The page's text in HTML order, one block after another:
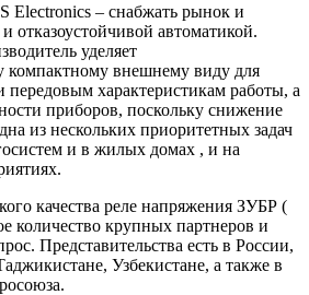
Electronics – снабжать рынок и
отказоустойчивой автоматикой.
уделяет
компактному внешнему виду для
характеристикам работы, а
приборов, поскольку снижение
из нескольких приоритетных задач
и в жилых домах , и на
качества реле напряжения ЗУБР (
количество крупных партнеров и
Представительства есть в России,
Узбекистане, а также в